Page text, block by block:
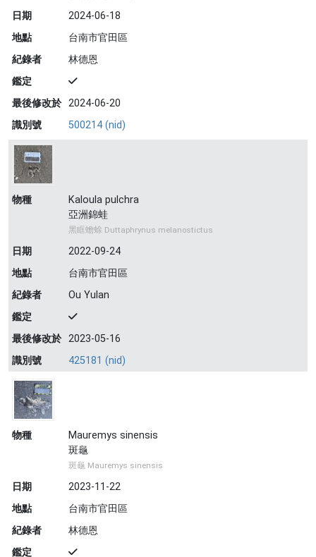
日期
2024-06-18
地點
台南市官田區
紀錄者
林德恩
鑑定
最後修改於 2024-06-20
識別號
500214 (nid)
物種
Kaloula pulchra
亞洲錦蛙
黑眶蟾蜍 Duttaphrynus melanostictus
日期
2022-09-24
地點
台南市官田區
紀錄者
Ou Yulan
鑑定
最後修改於 2023-05-16
識別號
425181 (nid)
物種
Mauremys sinensis
斑龜
斑龜 Mauremys sinensis
日期
2023-11-22
地點
台南市官田區
紀錄者
林德恩
鑑定